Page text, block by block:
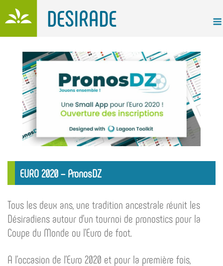
to
content
EURO 2020 – PronosDZ
Tous les deux ans, une tradition ancestrale réunit les
Désiradiens autour d’un tournoi de pronostics pour la
Coupe du Monde ou l’Euro de foot.
A l’occasion de l’Euro 2020 et pour la première fois,